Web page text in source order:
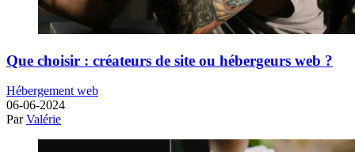
Que choisir : créateurs de site ou hébergeurs web ?
Hébergement web
06-06-2024
ParValérie